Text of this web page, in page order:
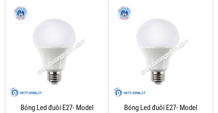
Bóng Led đuôi E27- Model
Bóng Led đuôi E27- Model